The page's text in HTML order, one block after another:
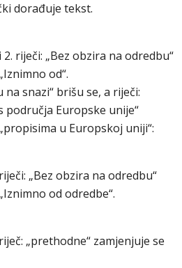
dorađuje tekst.
riječi: „Bez obzira na odredbu“
od“.
na snazi“ brišu se, a riječi:
područja Europske unije“
u Europskoj uniji“:
„Bez obzira na odredbu“
od odredbe“.
„prethodne“ zamjenjuje se